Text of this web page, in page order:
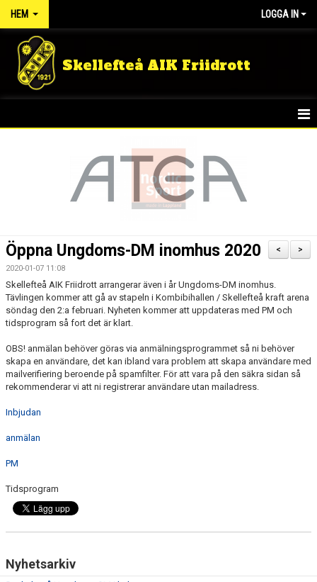
HEM LOGGA IN
Skellefteå AIK Friidrott
DOKUMENT
GULDLOPPET
MINIORLANDSLAGET
>
<
Öppna Ungdoms-DM inomhus 2020
2020-01-07 11:08
Skellefteå AIK Friidrott arrangerar även i år Ungdoms-DM inomhus.
Tävlingen kommer att gå av stapeln i Kombibihallen / Skellefteå kraft arena
söndag den 2:a februari. Nyheten kommer att uppdateras med PM och
tidsprogram så fort det är klart.
OBS! anmälan behöver göras via anmälningsprogrammet så ni behöver
skapa en användare, det kan ibland vara problem att skapa användare med
mailverifiering beroende på spamfilter. För att vara på den säkra sidan så
rekommenderar vi att ni registrerar användare utan mailadress.
Inbjudan
anmälan
PM
Tidsprogram
Nyhetsarkiv